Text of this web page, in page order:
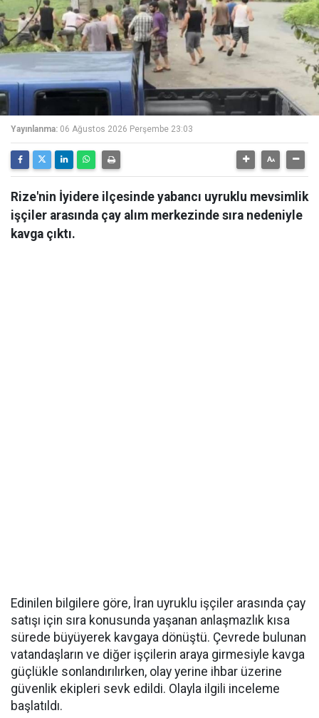
Yayınlanma: 06 Ağustos 2026 Perşembe 23:03
Rize'nin İyidere ilçesinde yabancı uyruklu mevsimlik
işçiler arasında çay alım merkezinde sıra nedeniyle
kavga çıktı.
Edinilen bilgilere göre, İran uyruklu işçiler arasında çay
satışı için sıra konusunda yaşanan anlaşmazlık kısa
sürede büyüyerek kavgaya dönüştü. Çevrede bulunan
vatandaşların ve diğer işçilerin araya girmesiyle kavga
güçlükle sonlandırılırken, olay yerine ihbar üzerine
güvenlik ekipleri sevk edildi. Olayla ilgili inceleme
başlatıldı.